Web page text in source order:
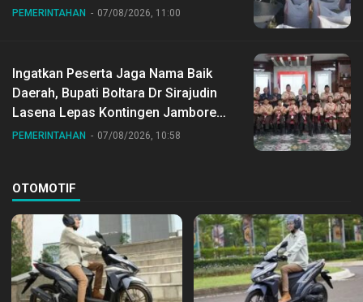
Desa Gihang
PEMERINTAHAN 07/08/2026, 11:00
Ingatkan Peserta Jaga Nama Baik
Daerah, Bupati Boltara Dr Sirajudin
Lasena Lepas Kontingen Jambore
Nasional ke XII di Buperta Cibubur
PEMERINTAHAN 07/08/2026, 10:58
OTOMOTIF